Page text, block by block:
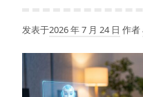
发表于2026 年 7 月 24 日 作者